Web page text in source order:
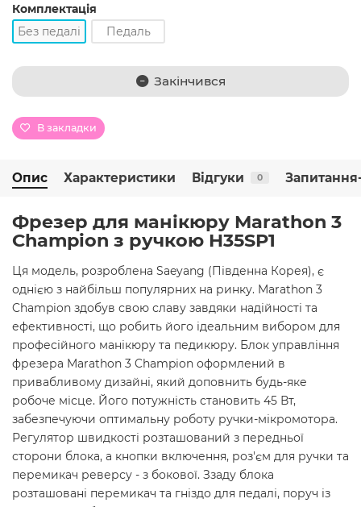
Комплектація
Без педалі
Педаль
Закінчився
В закладки
Опис Характеристики Відгуки 0
Фрезер для манікюру Marathon 3
Champion з ручкою H35SP1
Ця модель, розроблена Saeyang (Південна Корея), є
однією з найбільш популярних на ринку. Marathon 3
Champion здобув свою славу завдяки надійності та
ефективності, що робить його ідеальним вибором для
професійного манікюру та педикюру. Блок управління
фрезера Marathon 3 Champion оформлений в
привабливому дизайні, який доповнить будь-яке
робоче місце. Його потужність становить 45 Вт,
забезпечуючи оптимальну роботу ручки-мікромотора.
Регулятор швидкості розташований з передньої
сторони блока, а кнопки включення, роз'єм для ручки та
перемикач реверсу - з бокової. Ззаду блока
розташовані перемикач та гніздо для педалі, поруч із